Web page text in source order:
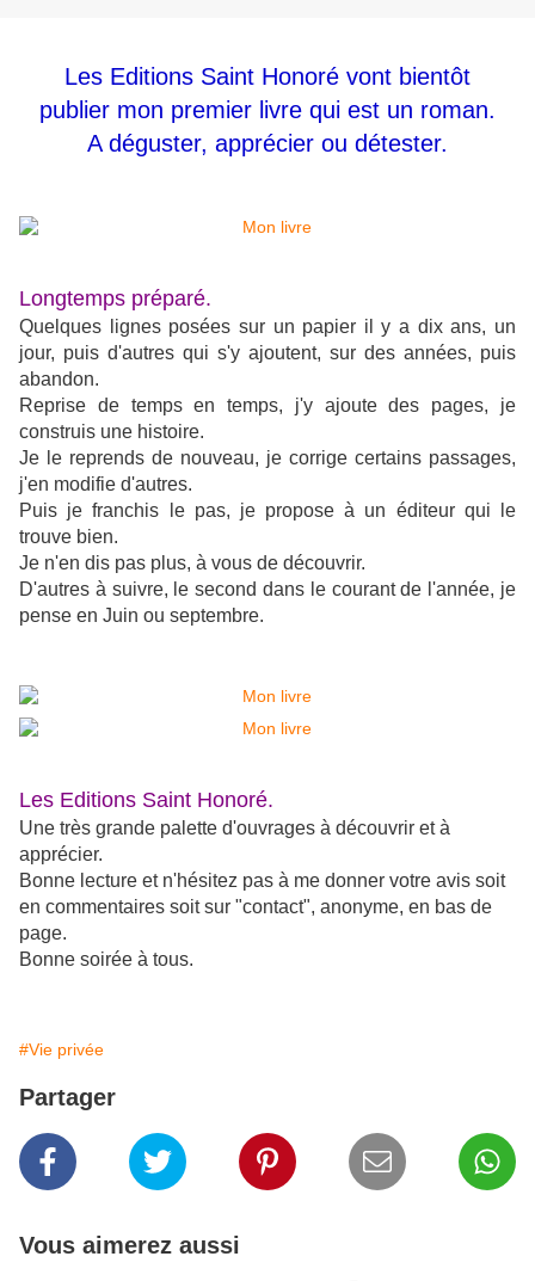
Les Editions Saint Honoré vont bientôt
publier mon premier livre qui est un roman.
A déguster, apprécier ou détester.
Longtemps préparé.
Quelques lignes posées sur un papier il y a dix ans, un
jour, puis d'autres qui s'y ajoutent, sur des années, puis
abandon.
Reprise de temps en temps, j'y ajoute des pages, je
construis une histoire.
Je le reprends de nouveau, je corrige certains passages,
j'en modifie d'autres.
Puis je franchis le pas, je propose à un éditeur qui le
trouve bien.
Je n'en dis pas plus, à vous de découvrir.
D'autres à suivre, le second dans le courant de l'année, je
pense en Juin ou septembre.
Les Editions Saint Honoré.
Une très grande palette d'ouvrages à découvrir et à
apprécier.
Bonne lecture et n'hésitez pas à me donner votre avis soit
en commentaires soit sur "contact", anonyme, en bas de
page.
Bonne soirée à tous.
#Vie privée
Partager
Vous aimerez aussi